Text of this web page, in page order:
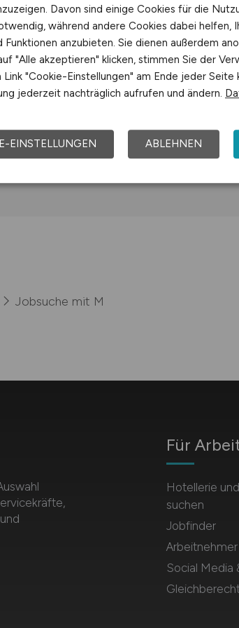
Gesundheit Bad Lippspringe GmbH
KG Jobs bei MSSL GmbH
Jobsuche mit M
Für
Hotellerie
suchen
Jobfinder
Social Media
Davon sind einige Cookies für die
während andere Cookies dabei helfen,
Funktionen anzubieten. Sie dienen außerdem
"Alle akzeptieren" klicken, stimmen Sie der
"Cookie-Einstellungen" am Ende jeder Seite
jederzeit nachträglich aufrufen und ändern.
EINSTELLUNGEN ABLEHNEN